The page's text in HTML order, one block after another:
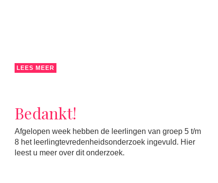
LEES MEER
Bedankt!
Afgelopen week hebben de leerlingen van groep 5 t/m
8 het leerlingtevredenheidsonderzoek ingevuld. Hier
leest u meer over dit onderzoek.